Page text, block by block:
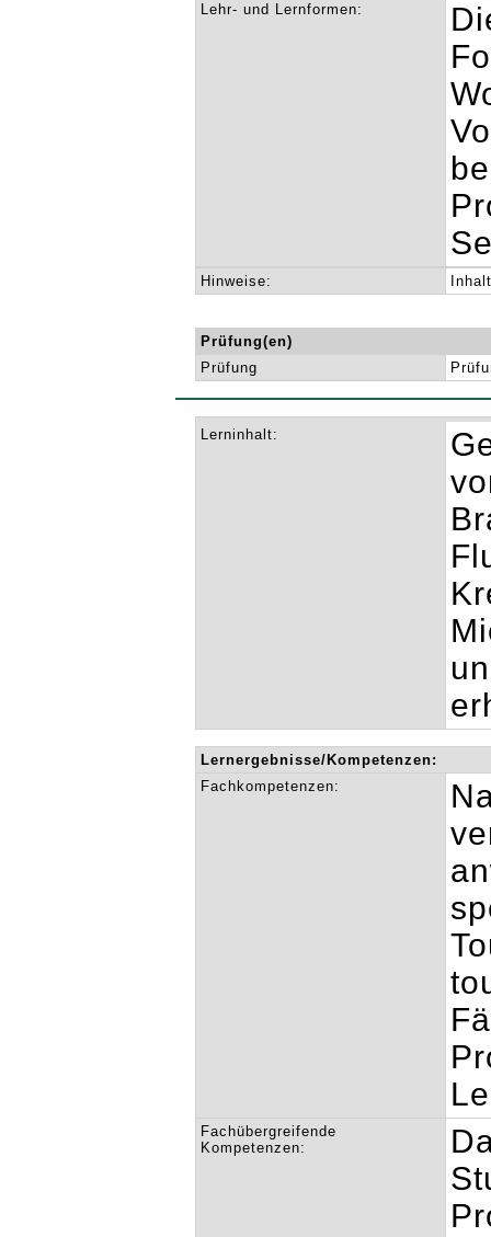
Lehr- und Lernformen:
Hinweise:
Prüfung(en)
Prüfung
Lerninhalt:
Lernergebnisse/Kompetenzen:
Fachkompetenzen:
Fachübergreifende
Kompetenzen: